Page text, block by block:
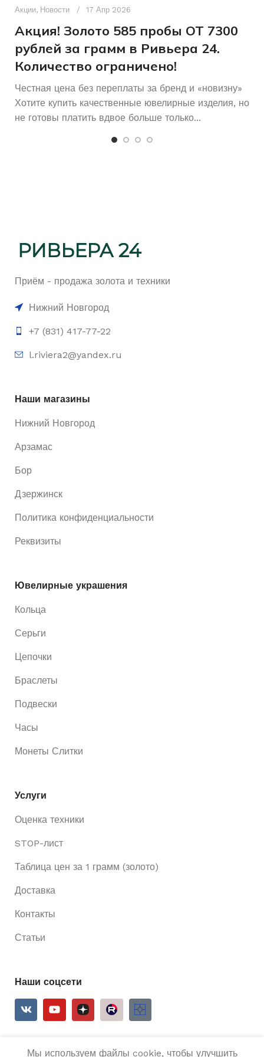
Акции, Новости 17 Апр 2026
Акция! Золото 585 пробы ОТ 7300
рублей за грамм в Ривьера 24.
Количество ограничено!
Честная цена без переплаты за бренд и «новизну»
Хотите купить качественные ювелирные изделия, но
не готовы платить вдвое больше только...
Приём - продажа золота и техники
Нижний Новгород
+7 (831) 417-77-22
l.riviera2@yandex.ru
Наши магазины
Нижний Новгород
Арзамас
Бор
Дзержинск
Политика конфиденциальности
Реквизиты
Ювелирные украшения
Кольца
Серьги
Цепочки
Браслеты
Подвески
Часы
Монеты Слитки
Услуги
Оценка техники
STOP-лист
Таблица цен за 1 грамм (золото)
Доставка
Контакты
Статьи
Наши соцсети
Мы используем файлы cookie, чтобы улучшить